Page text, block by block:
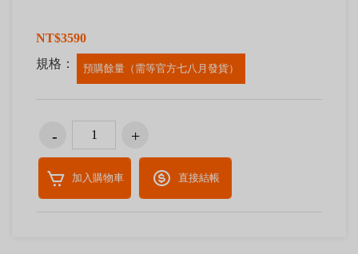
NT$3590
規格：
預購餘量（需等官方七八月發貨）
加入購物車 直接結帳